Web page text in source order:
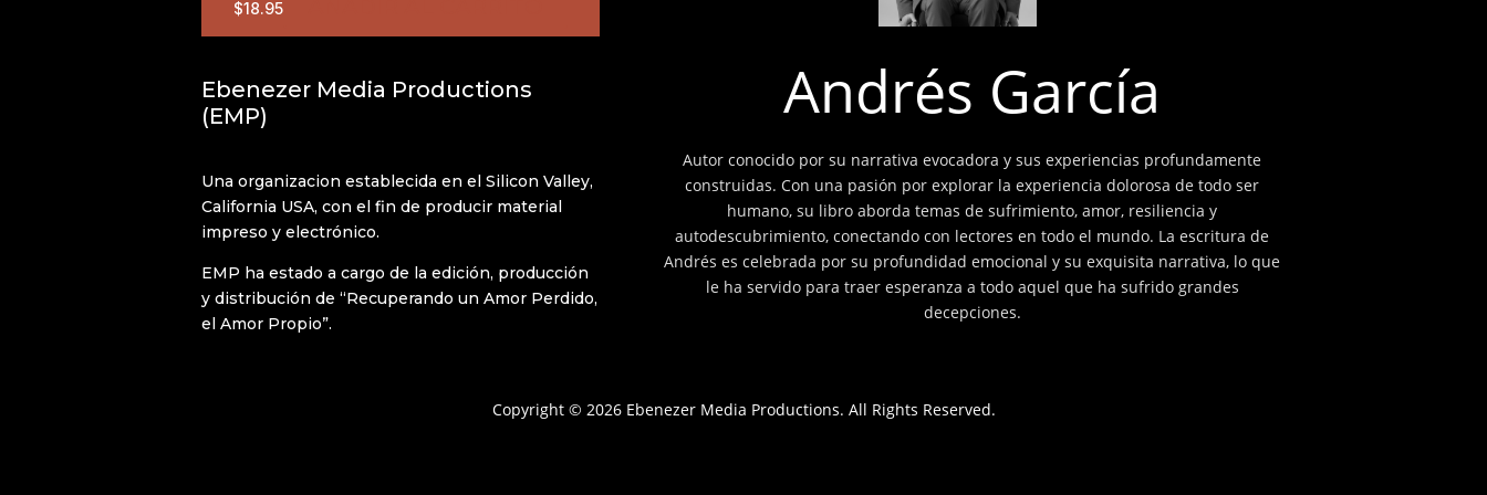
$18.95
Ebenezer Media Productions
(EMP)
Una organizacion establecida en el Silicon Valley,
California USA, con el fin de producir material
impreso y electrónico.
EMP ha estado a cargo de la edición, producción
y distribución de “Recuperando un Amor Perdido,
el Amor Propio”.
Andrés García
Autor conocido por su narrativa evocadora y sus experiencias profundamente
construidas. Con una pasión por explorar la experiencia dolorosa de todo ser
humano, su libro aborda temas de sufrimiento, amor, resiliencia y
autodescubrimiento, conectando con lectores en todo el mundo. La escritura de
Andrés es celebrada por su profundidad emocional y su exquisita narrativa, lo que
le ha servido para traer esperanza a todo aquel que ha sufrido grandes
decepciones.
Copyright © 2026 Ebenezer Media Productions. All Rights Reserved.